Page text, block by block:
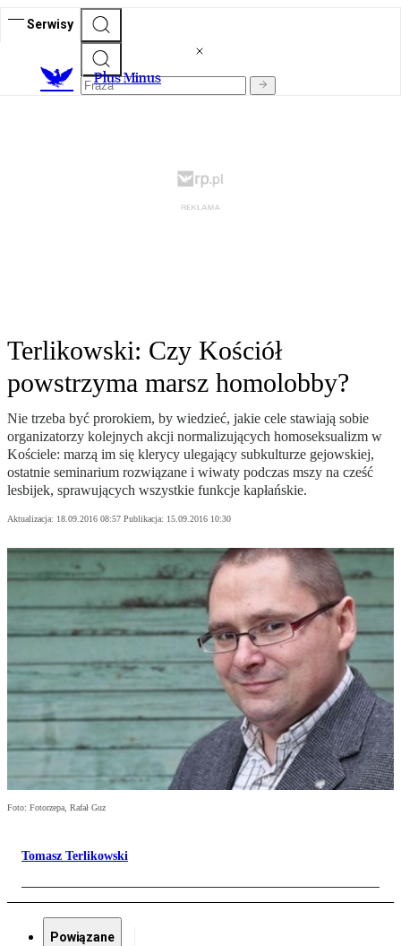
Serwisy
Plus Minus
Terlikowski: Czy Kościół
powstrzyma marsz homolobby?
Nie trzeba być prorokiem, by wiedzieć, jakie cele stawiają sobie
organizatorzy kolejnych akcji normalizujących homoseksualizm w
Kościele: marzą im się klerycy ulegający subkulturze gejowskiej,
ostatnie seminarium rozwiązane i wiwaty podczas mszy na cześć
lesbijek, sprawujących wszystkie funkcje kapłańskie.
Aktualizacja: 18.09.2016 08:57 Publikacja: 15.09.2016 10:30
Foto: Fotorzepa, Rafał Guz
Tomasz Terlikowski
Powiązane